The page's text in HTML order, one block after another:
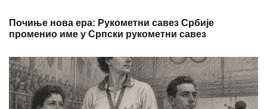
Почиње нова ера: Рукометни савез Србије
променио име у Српски рукометни савез